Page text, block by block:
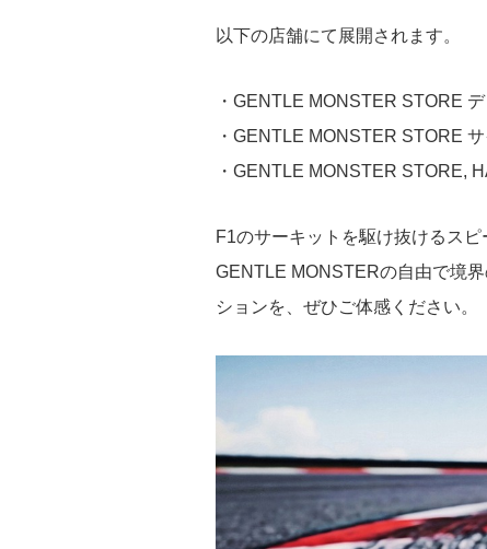
以下の店舗にて展開されます。
・GENTLE MONSTER STORE
・GENTLE MONSTER STORE
・GENTLE MONSTER STORE,
F1のサーキットを駆け抜けるス
GENTLE MONSTERの自由で境
ションを、ぜひご体感ください。